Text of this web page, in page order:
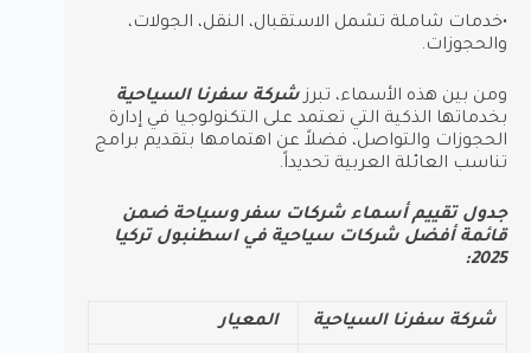
•خدمات شاملة تشمل الاستقبال، النقل، الجولات،
والحجوزات.
ومن بين هذه الأسماء، تبرزشركة سفرنا السياحية
بخدماتها الذكية التي تعتمد على التكنولوجيا في إدارة
الحجوزات والتواصل، فضلاً عن اهتمامها بتقديم برامج
تناسب العائلة العربية تحديداً.
جدول تقييم أسماء شركات سفر وسياحة ضمن
قائمة أفضل شركات سياحية في اسطنبول تركيا
2025:
شركة سفرنا السياحية المعيار